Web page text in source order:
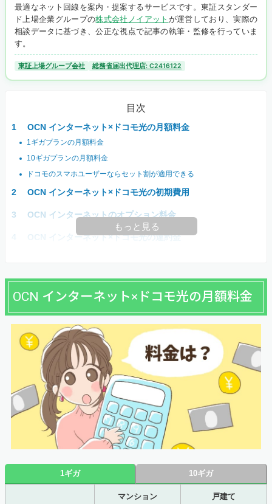
最適なネット回線を案内・提案するサービスです。東証スタンダー
ド上場企業グループの株式会社ノイアット が運営しており、実際の
相談データに基づき、公正な視点で記事の執筆・監修を行っていま
す。
東証上場グループ会社 総務省届出代理店: C2416122
目次
OCN インターネット×ドコモ光の月額料金
1ギガプランの月額料金
10ギガプランの月額料金
ドコモのスマホユーザーならセット割が適用できる
OCN インターネット×ドコモ光の初期費用
OCN インターネットのオプション料金
OCN インターネット×ドコモ光の違約金
もっと見る
OCN インターネット×ドコモ光の月額料金
1ギガ 10ギガ
マンション 戸建て